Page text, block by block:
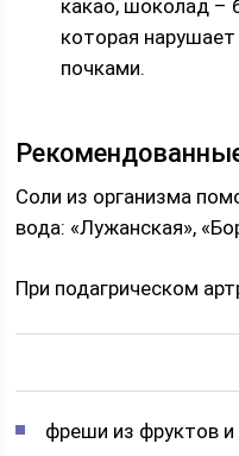
какао, шоколад –
которая
почками.
Соли из организма
вода: «Лужанская»,
При подагрическом
фреши из фруктов и